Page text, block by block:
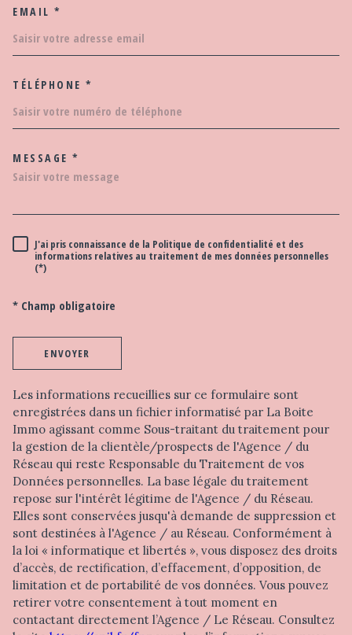
EMAIL *
TÉLÉPHONE *
MESSAGE *
RÈGLEMENTATION
J'ai pris connaissance de la Politique de confidentialité et des
informations relatives au traitement de mes données personnelles
(*)
* Champ obligatoire
ENVOYER
Les informations recueillies sur ce formulaire sont
enregistrées dans un fichier informatisé par La Boite
Immo agissant comme Sous-traitant du traitement pour
la gestion de la clientèle/prospects de l'Agence / du
Réseau qui reste Responsable du Traitement de vos
Données personnelles. La base légale du traitement
repose sur l'intérêt légitime de l'Agence / du Réseau.
Elles sont conservées jusqu'à demande de suppression et
sont destinées à l'Agence / au Réseau. Conformément à
la loi « informatique et libertés », vous disposez des droits
d’accès, de rectification, d’effacement, d’opposition, de
limitation et de portabilité de vos données. Vous pouvez
retirer votre consentement à tout moment en
contactant directement l’Agence / Le Réseau. Consultez